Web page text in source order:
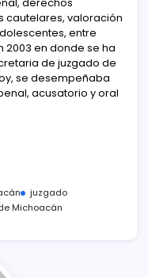
derechos
cautelares, valoración
entre
2003 en donde se ha
de juzgado de
se desempeñaba
acusatorio y oral
juzgado
Michoacán